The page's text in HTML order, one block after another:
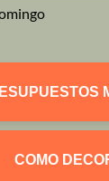
COMO